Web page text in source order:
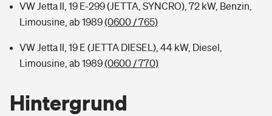
VW Jetta II, 19 E-299 (JETTA, SYNCRO), 72 kW, Benzin,
Limousine, ab 1989(0600 / 765)
VW Jetta II, 19 E (JETTA DIESEL), 44 kW, Diesel,
Limousine, ab 1989(0600 / 770)
Hintergrund